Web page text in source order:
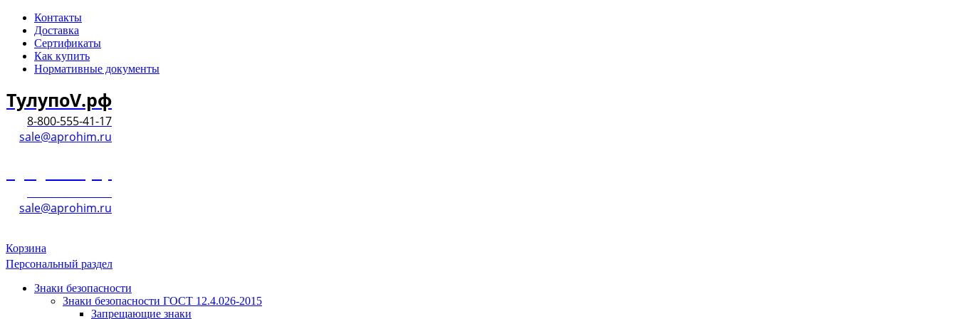
Контакты
Доставка
Сертификаты
Как купить
Нормативные документы
ТулупоV.рф
8-800-555-41-17
sale@aprohim.ru
sale@aprohim.ru
Корзина
Персональный раздел
Знаки безопасности
Знаки безопасности ГОСТ 12.4.026-2015
Запрещающие знаки